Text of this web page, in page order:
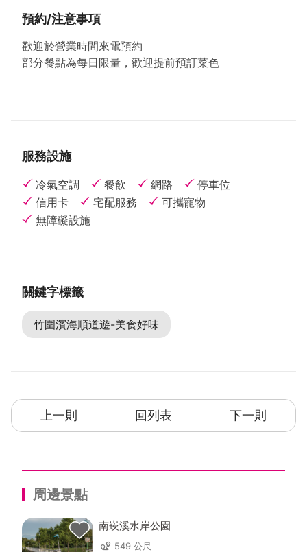
預約/注意事項
歡迎於營業時間來電預約
部分餐點為每日限量，歡迎提前預訂菜色
服務設施
冷氣空調 餐飲 網路
停車位
信用卡
宅配服務
可攜寵物
無障礙設施
關鍵字標籤
竹圍濱海順道遊-美食好味
上一則 回列表 下一則
周邊景點
南崁溪水岸公園
549 公尺